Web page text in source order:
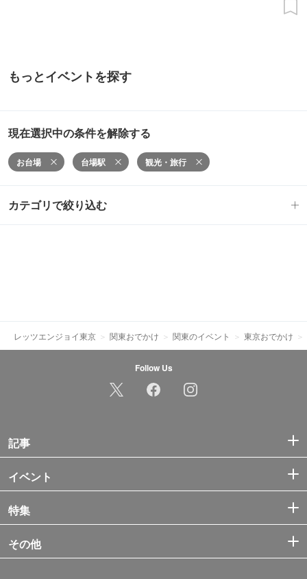
もっとイベントを探す
現在選択中の条件を解除する
お台場 台場駅 観光・旅行
カテゴリで絞り込む
レッツエンジョイ東京 関東おでかけ 関東のイベント 東京おでかけ
Follow Us
記事
イベント
特集
その他